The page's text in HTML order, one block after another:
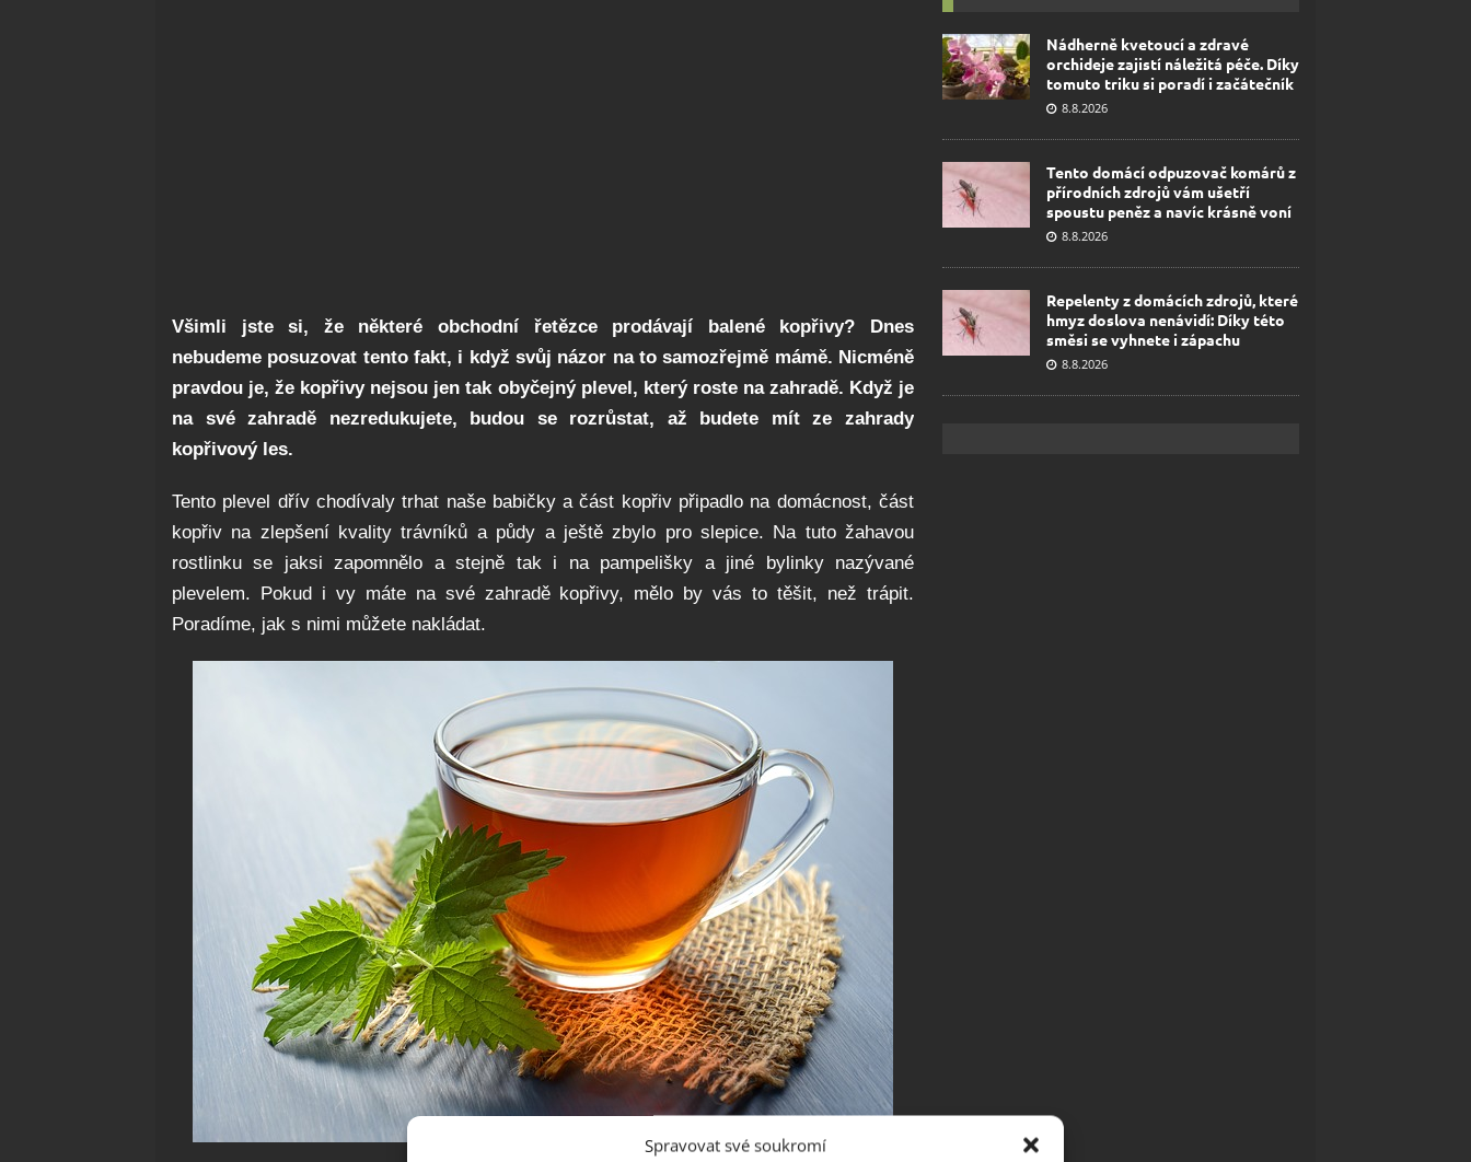
Spravovat své soukromí
Všimli jste si, že některé obchodní řetězce prodávají balené kopřivy? Dnes
nebudeme posuzovat tento fakt, i když svůj názor na to samozřejmě mámě. Nicméně
pravdou je, že kopřivy nejsou jen tak obyčejný plevel, který roste na zahradě. Když je
na své zahradě nezredukujete, budou se rozrůstat, až budete mít ze zahrady
kopřivový les.
Tento plevel dřív chodívaly trhat naše babičky a část kopřiv připadlo na domácnost, část
kopřiv na zlepšení kvality trávníků a půdy a ještě zbylo pro slepice. Na tuto žahavou
rostlinku se jaksi zapomnělo a stejně tak i na pampelišky a jiné bylinky nazývané
plevelem. Pokud i vy máte na své zahradě kopřivy, mělo by vás to těšit, než trápit.
Poradíme, jak s nimi můžete nakládat.
Nádherně kvetoucí a zdravé
orchideje zajistí náležitá péče. Díky
tomuto triku si poradí i začátečník
8.8.2026
Tento domácí odpuzovač komárů z
přírodních zdrojů vám ušetří
spoustu peněz a navíc krásně voní
8.8.2026
Repelenty z domácích zdrojů, které
hmyz doslova nenávidí: Díky této
směsi se vyhnete i zápachu
8.8.2026